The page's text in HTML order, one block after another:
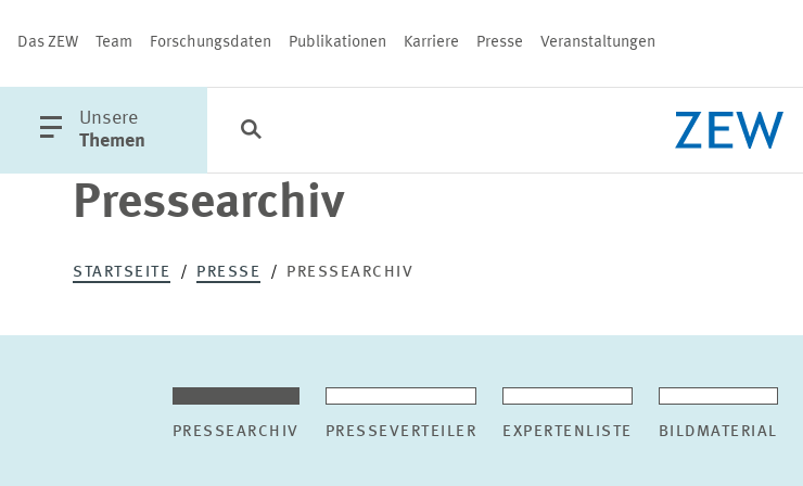
Das ZEW Team Forschungsdaten Publikationen Karriere Presse Veranstaltungen
öffne
Hauptmenü
Unsere
Themen
Kategorien
Schließen
Pressearchiv
STARTSEITE PRESSE PRESSEARCHIV
PRESSEARCHIV PRESSEVERTEILER EXPERTENLISTE BILDMATERIAL